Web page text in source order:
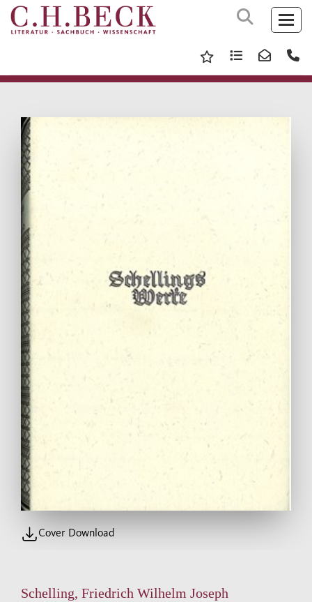
Cover Download
Schelling, Friedrich Wilhelm Joseph